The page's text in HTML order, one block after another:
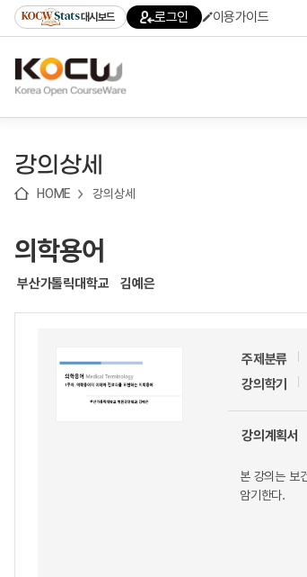
기
기
기
content)
가
대시보드 로그인 이용가이드
강의상세
HOME 강의상세
의학용어
부산가톨릭대학교 김예은
주제분류
강의학기
강의계획서
본 강의는 보
암기한다.